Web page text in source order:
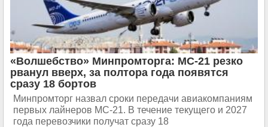
«Волшебство» Минпромторга: МС-21 резко
рванул вверх, за полтора года появятся
сразу 18 бортов
Минпромторг назвал сроки передачи авиакомпаниям
первых лайнеров МС-21. В течение текущего и 2027
года перевозчики получат сразу 18